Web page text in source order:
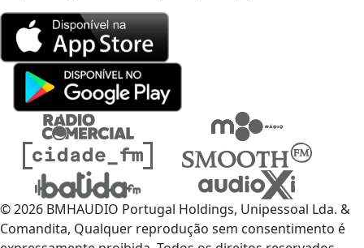
© 2026 BMHAUDIO Portugal Holdings, Unipessoal Lda. &
Comandita, Qualquer reprodução sem consentimento é